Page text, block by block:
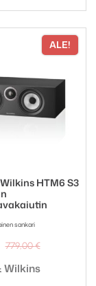
ALE!
HTM6 S3
sankari
779,00€
oli:
Nykyinen
on:
Wilkins